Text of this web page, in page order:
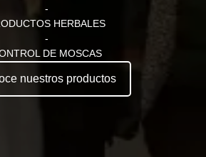
-
HERBALES
-
DE MOSCAS
nuestros productos